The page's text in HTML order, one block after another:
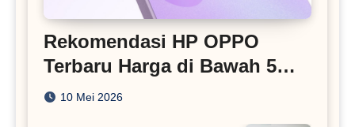
Rekomendasi HP OPPO
Terbaru Harga di Bawah 5
Juta
10 Mei 2026